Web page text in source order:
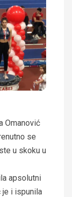
Omanović
se
u skoku u
apsolutni
je i ispunila